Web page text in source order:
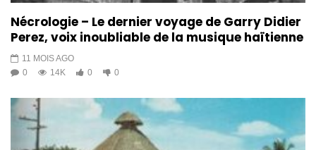
Nécrologie – Le dernier voyage de Garry Didier
Perez, voix inoubliable de la musique haïtienne
11 MOIS AGO
0
14K 0 0